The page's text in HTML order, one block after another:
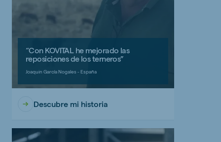
“Con KOVITAL he mejorado las
reposiciones de los terneros”
Joaquin García Nogales - España
Descubre mi historia